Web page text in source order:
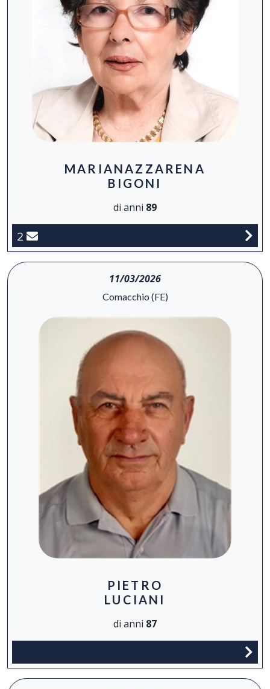
MARIANAZZARENA
BIGONI
di anni 89
2
11/03/2026
Comacchio (FE)
PIETRO
LUCIANI
di anni 87